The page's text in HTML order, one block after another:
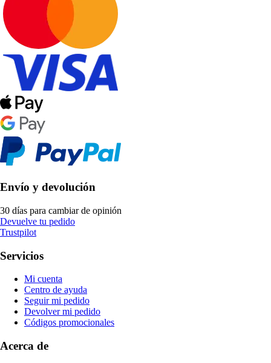
Envío y devolución
30 días para cambiar de opinión
Devuelve tu pedido
Trustpilot
Servicios
Mi cuenta
Centro de ayuda
Seguir mi pedido
Devolver mi pedido
Códigos promocionales
Acerca de